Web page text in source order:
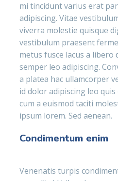
mi tincidunt varius erat
adipiscing. Vitae
viverra molestie quisque
vestibulum praesent
metus fusce lacus a
semper leo adipiscing.
a platea hac ullamcorper
id dolor adipiscing leo
cum a euismod taciti
ipsum lorem. Sed aenean.
Condimentum enim
Venenatis turpis